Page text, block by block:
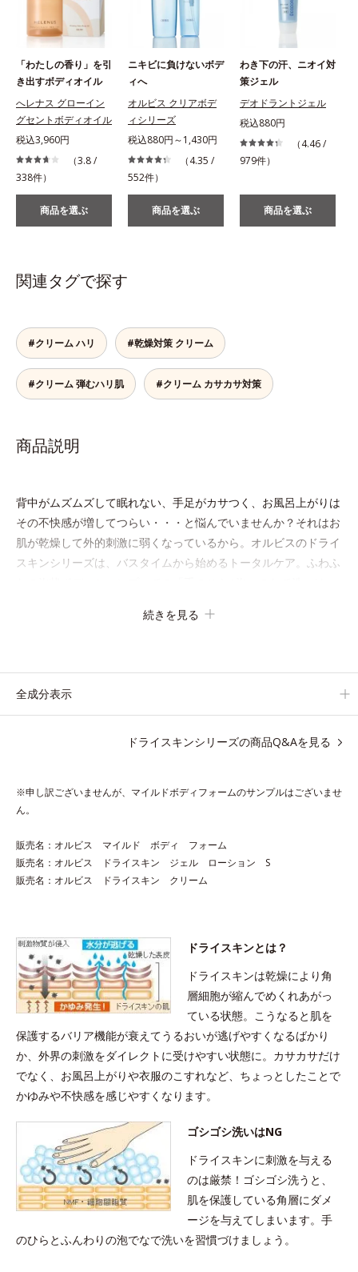
「わたしの香り」を引
き出すボディオイル
へレナス グローイン
グセントボディオイル
税込3,960円
（3.8 /
338件）
商品を選ぶ
ニキビに負けないボデ
ィへ
オルビス クリアボデ
ィシリーズ
税込880円～1,430円
（4.35 /
552件）
商品を選ぶ
わき下の汗、ニオイ対
策ジェル
デオドラントジェル
税込880円
（4.46 /
979件）
商品を選ぶ
関連タグで探す
#クリーム ハリ #乾燥対策 クリーム
#クリーム 弾むハリ肌 #クリーム カサカサ対策
商品説明
背中がムズムズして眠れない、手足がカサつく、お風呂上がりは
その不快感が増してつらい・・・と悩んでいませんか？それはお
肌が乾燥して外的刺激に弱くなっているから。オルビスのドライ
スキンシリーズは、バスタイムから始めるトータルケア。ふわふ
じやすいお風呂上がりには、モイスチャーシールド成分を配合し
マイルドボディフォーム 500mL（医薬部外品）
摩擦による刺激を軽減！
医薬部外品で肌にやさしい泡状ボディシャンプー
デリケートなお肌はやさしく洗いたい。押すだけでキメ細かくク
リチルリチン酸ジカリウム配合。肌荒れを防止し、すこやかな肌
を保ちます。 また、低刺激性のアミノ酸系洗浄成分と角層保護
成分・モイスチャーシールド成分配合。汚れをきちんと落としな
がらうるおいは残すから、洗い上がりはしっとりやわらか。
※申し訳ありませんがサンプルはございません。
※泡を出すための特殊ボトルですので、最初はボトル入りからお
求めください。
※乾燥による敏感肌の方、および子どもによる連用テスト実施済
（すべての人のお肌に合うというわけではありません。）
●無油分、無香料、無着色 ●グリチルリチン酸ジカリウム配合＝肌荒
れ防止有効成分●アミノ酸系洗浄成分配合●モイスチャーシールド成
分配合＝角層保護成分●ヨモギエキス、ももの葉エキス配合＝植物性
続きを見る
全成分表示
ドライスキンシリーズの商品Q&Aを見る
※申し訳ございませんが、マイルドボディフォームのサンプルはございませ
ん。
販売名：オルビス マイルド ボディ フォーム
販売名：オルビス ドライスキン ジェル ローション S
販売名：オルビス ドライスキン クリーム
ドライスキンとは？
ドライスキンは乾燥により角
層細胞が縮んでめくれあがっ
ている状態。こうなると肌を
保護するバリア機能が衰えてうるおいが逃げやすくなるばかり
か、外界の刺激をダイレクトに受けやすい状態に。カサカサだけ
でなく、お風呂上がりや衣服のこすれなど、ちょっとしたことで
かゆみや不快感を感じやすくなります。
ゴシゴシ洗いはNG
ドライスキンに刺激を与える
のは厳禁！ゴシゴシ洗うと、
肌を保護している角層にダメ
ージを与えてしまいます。手
のひらとふんわりの泡でなで洗いを習慣づけましょう。